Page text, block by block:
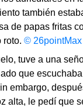
también
de papas fritas
roto. ©
tuve a una
que
embargo,
alta, le pedí que